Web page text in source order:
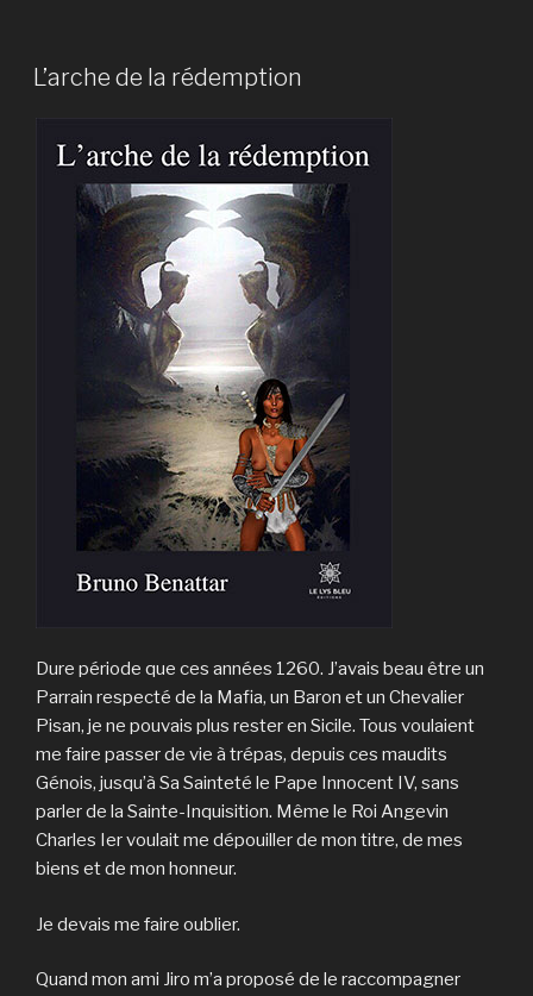
L’arche de la rédemption
Dure période que ces années 1260. J’avais beau être un
Parrain respecté de la Mafia, un Baron et un Chevalier
Pisan, je ne pouvais plus rester en Sicile. Tous voulaient
me faire passer de vie à trépas, depuis ces maudits
Génois, jusqu’à Sa Sainteté le Pape Innocent IV, sans
parler de la Sainte-Inquisition. Même le Roi Angevin
Charles Ier voulait me dépouiller de mon titre, de mes
biens et de mon honneur.
Je devais me faire oublier.
Quand mon ami Jiro m’a proposé de le raccompagner